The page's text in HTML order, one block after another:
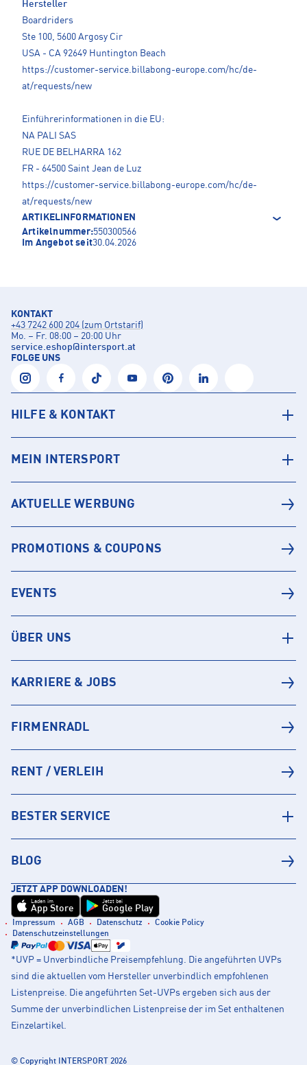
Hersteller
Boardriders
Ste 100, 5600 Argosy Cir
USA - CA 92649 Huntington Beach
https://customer-service.billabong-europe.com/hc/de-
at/requests/new
Einführerinformationen in die EU:
NA PALI SAS
RUE DE BELHARRA 162
FR - 64500 Saint Jean de Luz
https://customer-service.billabong-europe.com/hc/de-
at/requests/new
ARTIKELINFORMATIONEN
Artikelnummer:550300566
Im Angebot seit30.04.2026
KONTAKT
+43 7242 600 204 (zum Ortstarif)
Mo. – Fr. 08:00 – 20:00 Uhr
service.eshop@intersport.at
FOLGE UNS
HILFE & KONTAKT
MEIN INTERSPORT
AKTUELLE WERBUNG
PROMOTIONS & COUPONS
EVENTS
ÜBER UNS
KARRIERE & JOBS
FIRMENRADL
RENT / VERLEIH
BESTER SERVICE
BLOG
JETZT APP DOWNLOADEN!
Laden im
App Store
Jetzt bei
Google Play
Impressum AGB Datenschutz
Cookie Policy
Datenschutzeinstellungen
*UVP = Unverbindliche Preisempfehlung. Die angeführten UVPs
sind die aktuellen vom Hersteller unverbindlich empfohlenen
Listenpreise. Die angeführten Set-UVPs ergeben sich aus der
Summe der unverbindlichen Listenpreise der im Set enthaltenen
Einzelartikel.
© Copyright INTERSPORT 2026